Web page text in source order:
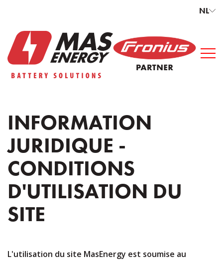
NL
INFORMATION
JURIDIQUE -
CONDITIONS
D'UTILISATION DU
SITE
L'utilisation du site MasEnergy est soumise au